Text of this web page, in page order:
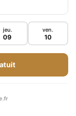
jeu.
09
ven.
10